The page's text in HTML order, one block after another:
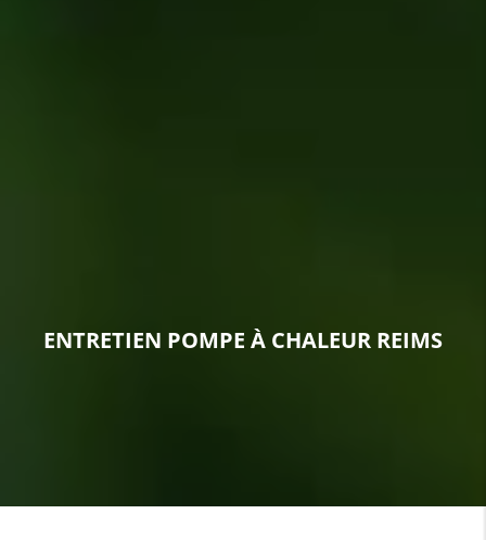
ENTRETIEN POMPE À CHALEUR REIMS